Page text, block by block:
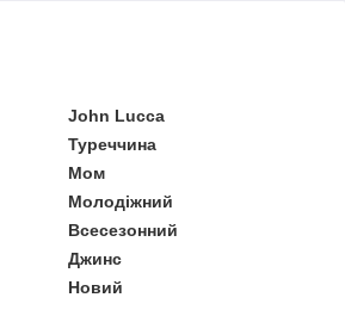
John Lucca
Туреччина
Мом
Молодіжний
Всесезонний
Джинс
Новий